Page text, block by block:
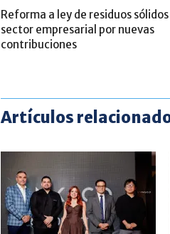
Reforma a ley de residuos sólidos
sector empresarial por nuevas
contribuciones
Artículos